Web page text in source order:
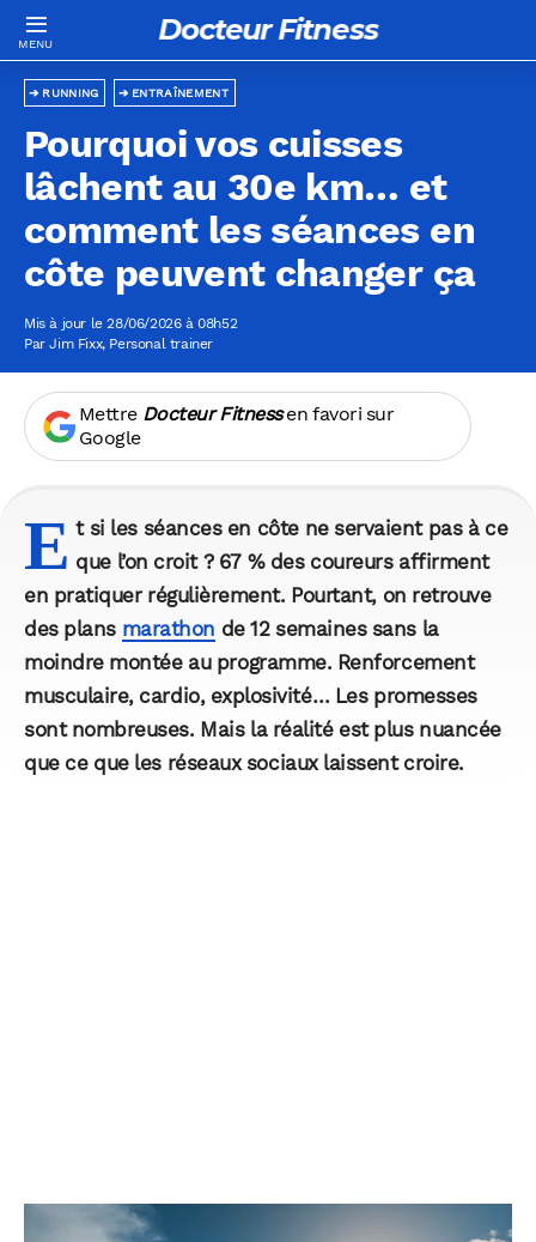
Docteur Fitness
ENTRAÎNEMENT
RUNNING
Pourquoi vos cuisses
lâchent au 30e km… et
comment les séances en
côte peuvent changer ça
Mis à jour le 28/06/2026 à 08h52
ParJim Fixx, Personal trainer
Mettre Docteur Fitnessen favori sur
Google
E t si les séances en côte ne servaient pas à ce
que l’on croit ? 67 % des coureurs affirment
en pratiquer régulièrement. Pourtant, on retrouve
des plans marathon de 12 semaines sans la
moindre montée au programme. Renforcement
musculaire, cardio, explosivité… Les promesses
sont nombreuses. Mais la réalité est plus nuancée
que ce que les réseaux sociaux laissent croire.